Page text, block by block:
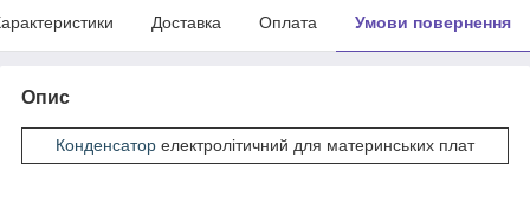
Доставка Оплата Умови повернення
Опис
Конденсатор електролітичний для материнських плат